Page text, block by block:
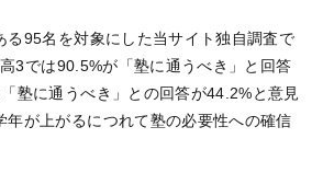
る95名を対象にした当サイト独自調査で
3では90.5%が「塾に通うべき」と回答
塾に通うべき」との回答が44.2%と意見
年が上がるにつれて塾の必要性への確信